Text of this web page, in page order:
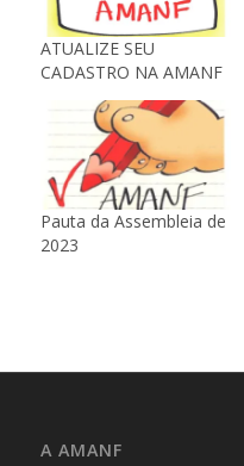
ATUALIZE SEU
CADASTRO NA AMANF
Pauta da Assembleia de
2023
A AMANF